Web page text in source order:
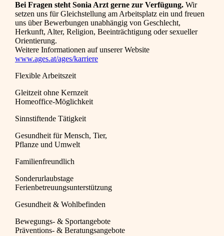
Bei Fragen steht Sonia Arzt gerne zur Verfügung. Wir
setzen uns für Gleichstellung am Arbeitsplatz ein und freuen
uns über Bewerbungen unabhängig von Geschlecht,
Herkunft, Alter, Religion, Beeinträchtigung oder sexueller
Orientierung.
Weitere Informationen auf unserer Website
www.ages.at/ages/karriere
Flexible Arbeitszeit
Gleitzeit ohne Kernzeit
Homeoffice-Möglichkeit
Sinnstiftende Tätigkeit
Gesundheit für Mensch, Tier,
Pflanze und Umwelt
Familienfreundlich
Sonderurlaubstage
Ferienbetreuungsunterstützung
Gesundheit & Wohlbefinden
Bewegungs- & Sportangebote
Präventions- & Beratungsangebote